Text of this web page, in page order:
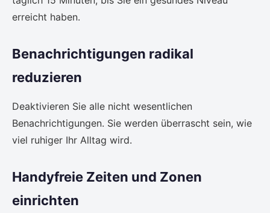
erreicht haben.
Benachrichtigungen radikal
reduzieren
Deaktivieren Sie alle nicht wesentlichen
Benachrichtigungen. Sie werden überrascht sein, wie
viel ruhiger Ihr Alltag wird.
Handyfreie Zeiten und Zonen
einrichten